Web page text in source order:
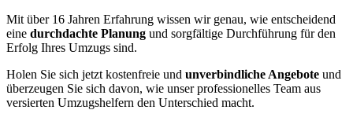
Mit über 16 Jahren Erfahrung wissen wir genau, wie entscheidend
eine durchdachte Planung und sorgfältige Durchführung für den
Erfolg Ihres Umzugs sind.
Holen Sie sich jetzt kostenfreie und unverbindliche Angebote und
überzeugen Sie sich davon, wie unser professionelles Team aus
versierten Umzugshelfern den Unterschied macht.